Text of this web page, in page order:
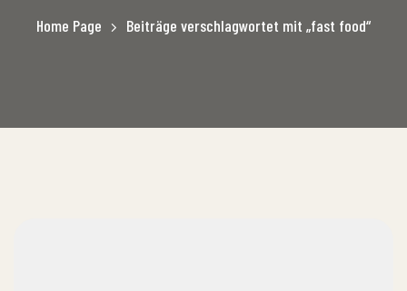
Home Page Beiträge verschlagwortet mit „fast food“